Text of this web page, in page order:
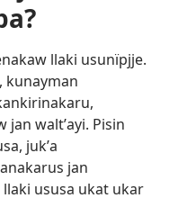
llaki usunïpjje.
kunayman
waltʼayi. Pisin
jukʼa
jan
llaki ususa ukat ukar